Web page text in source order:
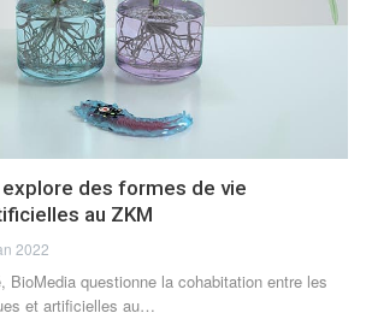
explore des formes de vie
au ZKM
2022
BioMedia questionne la cohabitation entre les
et artificielles au…